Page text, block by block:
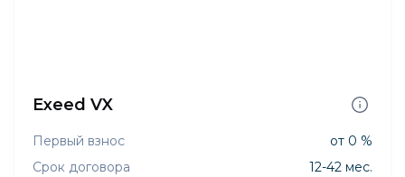
Exeed VX
Первый взнос
от 0 %
Срок договора
12-42 мес.